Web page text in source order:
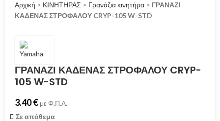
Αρχική > ΚΙΝΗΤΗΡΑΣ > Γρανάζια κινητήρα > ΓΡΑΝΑΖΙ
ΚΑΔΕΝΑΣ ΣΤΡΟΦΑΛΟΥ CRYP-105 W-STD
ΓΡΑΝΑΖΙ ΚΑΔΕΝΑΣ ΣΤΡΟΦΑΛΟΥ CRYP-
105 W-STD
3.40€ με Φ.Π.Α.
Σε απόθεμα